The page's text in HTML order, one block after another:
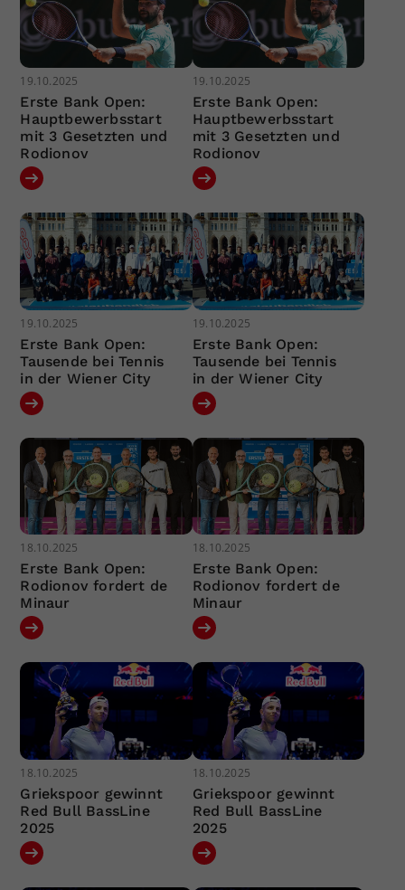
19.10.2025
Erste Bank Open:
Hauptbewerbsstart
mit 3 Gesetzten und
Rodionov
19.10.2025
Erste Bank Open:
Hauptbewerbsstart
mit 3 Gesetzten und
Rodionov
19.10.2025
Erste Bank Open:
Tausende bei Tennis
in der Wiener City
19.10.2025
Erste Bank Open:
Tausende bei Tennis
in der Wiener City
18.10.2025
Erste Bank Open:
Rodionov fordert de
Minaur
18.10.2025
Erste Bank Open:
Rodionov fordert de
Minaur
18.10.2025
Griekspoor gewinnt
Red Bull BassLine
2025
18.10.2025
Griekspoor gewinnt
Red Bull BassLine
2025